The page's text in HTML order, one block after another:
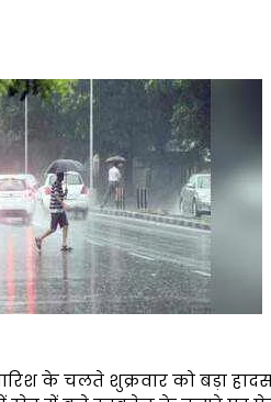
के चलते शुक्रवार को बड़ा